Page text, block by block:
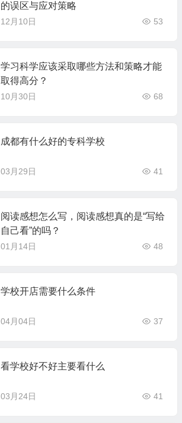
的误区与应对策略
12月10日 53
学习科学应该采取哪些方法和策略才能
取得高分？
10月30日 68
成都有什么好的专科学校
03月29日 41
阅读感想怎么写，阅读感想真的是“写给
自己看”的吗？
01月14日 48
学校开店需要什么条件
04月04日 37
看学校好不好主要看什么
03月24日 41